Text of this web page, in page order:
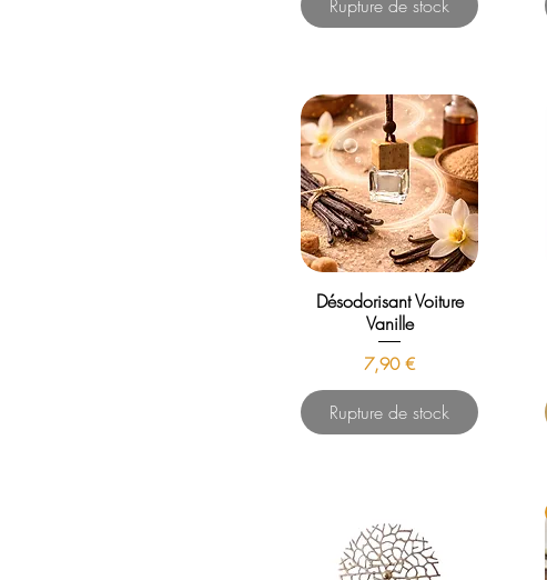
Rupture de stock
Désodorisant Voiture
Vanille
Prix
7,90 €
Rupture de stock